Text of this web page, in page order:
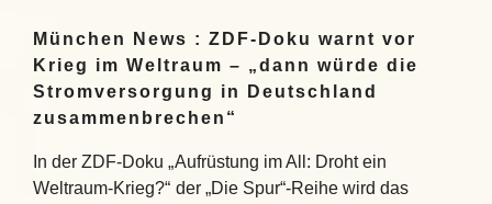
München News : ZDF-Doku warnt vor
Krieg im Weltraum – „dann würde die
Stromversorgung in Deutschland
zusammenbrechen“
In der ZDF-Doku „Aufrüstung im All: Droht ein
Weltraum-Krieg?“ der „Die Spur“-Reihe wird das